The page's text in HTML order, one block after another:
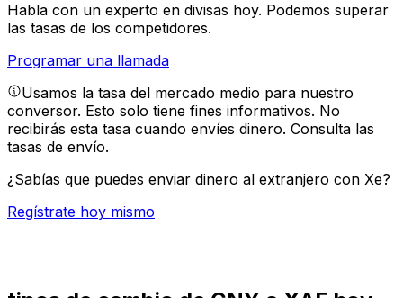
Habla con un experto en divisas hoy. Podemos superar
las tasas de los competidores.
Programar una llamada
Usamos la tasa del mercado medio para nuestro
conversor. Esto solo tiene fines informativos. No
recibirás esta tasa cuando envíes dinero. Consulta las
tasas de envío.
¿Sabías que puedes enviar dinero al extranjero con Xe?
Regístrate hoy mismo